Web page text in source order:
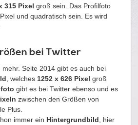
315 Pixel groß sein. Das Profilfoto
und quadratisch sein. Es wird
bei Twitter
mehr. Seite 2014 gibt es auch bei
, welches 1252 x 626 Pixel groß
gibt es bei Twitter ebenso und es
zwischen den Größen von
Plus.
immer ein Hintergrundbild , hier